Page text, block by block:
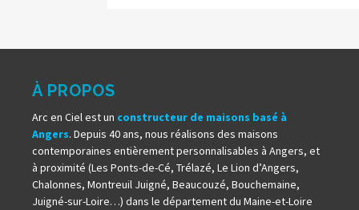
À PROPOS
Arc en Ciel est un constructeur de maisons basé à
Angers. Depuis 40 ans, nous réalisons des maisons
contemporaines entièrement personnalisables à Angers, et
à proximité (Les Ponts-de-Cé, Trélazé, Le Lion d’Angers,
Chalonnes, Montreuil Juigné, Beaucouzé, Bouchemaine,
Juigné-sur-Loire…) dans le département du Maine-et-Loire